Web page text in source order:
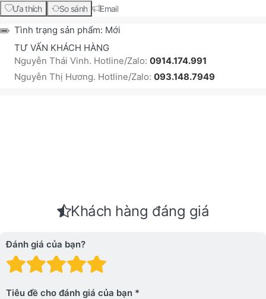
Ưa thích So sánh Email
Tình trạng sản phẩm: Mới
TƯ VẤN KHÁCH HÀNG
Nguyễn Thái Vinh. Hotline/Zalo: 0914.174.991
Nguyễn Thị Hương. Hotline/Zalo: 093.148.7949
Khách hàng đáng giá
Đánh giá của bạn?
Đánh giá: 4 trên 5
Đánh giá: 3 trên 5 sao.
Đánh giá: 2 trên 5 sao.
Đánh giá: 1 trên 5 sao. Xấu
Tiêu đề cho đánh giá của bạn